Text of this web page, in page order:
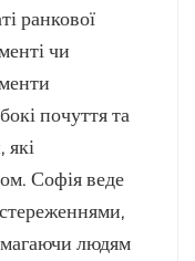
ранкової
чи
почуття та
які
Софія веде
людям